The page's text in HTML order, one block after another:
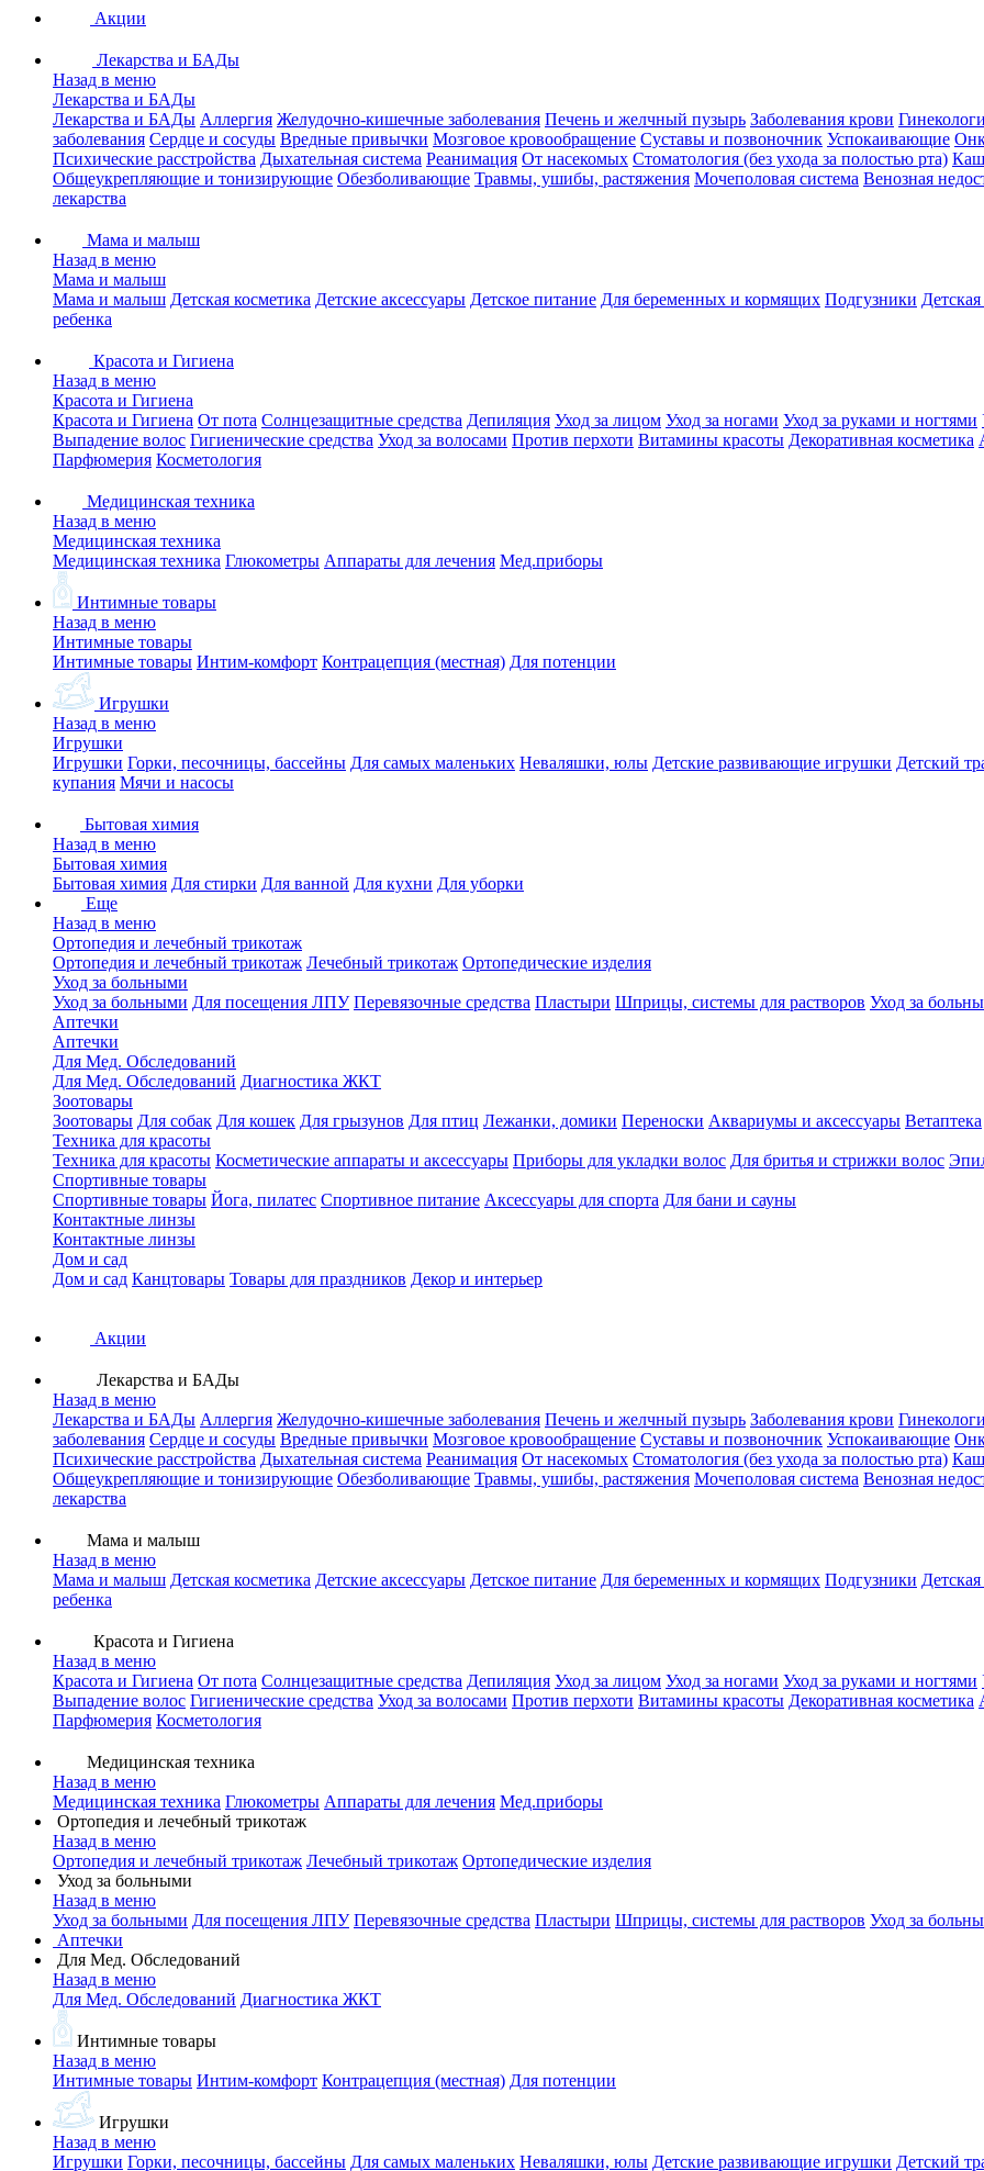
Акции
Лекарства и БАДы
Назад в меню
Лекарства и БАДы
Лекарства и БАДы Аллергия Желудочно-кишечные заболевания Печень и желчный пузырь Заболевания крови
заболевания Сердце и сосуды Вредные привычки Мозговое кровообращение Суставы и позвоночник Успокаивающие
Психические расстройства Дыхательная система Реанимация От насекомых Стоматология (без ухода за полостью рта)
Общеукрепляющие и тонизирующие Обезболивающие Травмы, ушибы, растяжения Мочеполовая система Венозная
лекарства
Мама и малыш
Назад в меню
Мама и малыш
Мама и малыш Детская косметика Детские аксессуары Детское питание Для беременных и кормящих Подгузники
ребенка
Красота и Гигиена
Назад в меню
Красота и Гигиена
Красота и Гигиена От пота Солнцезащитные средства Депиляция Уход за лицом Уход за ногами Уход за руками и ногтями
Выпадение волос Гигиенические средства Уход за волосами Против перхоти Витамины красоты Декоративная косметика
Парфюмерия Косметология
Медицинская техника
Назад в меню
Медицинская техника
Медицинская техника Глюкометры Аппараты для лечения Мед.приборы
Интимные товары
Назад в меню
Интимные товары
Интимные товары Интим-комфорт Контрацепция (местная) Для потенции
Игрушки
Назад в меню
Игрушки
Игрушки Горки, песочницы, бассейны Для самых маленьких Неваляшки, юлы Детские развивающие игрушки Детский
купания Мячи и насосы
Бытовая химия
Назад в меню
Бытовая химия
Бытовая химия Для стирки Для ванной Для кухни Для уборки
Еще
Назад в меню
Ортопедия и лечебный трикотаж
Ортопедия и лечебный трикотаж Лечебный трикотаж Ортопедические изделия
Уход за больными
Уход за больными Для посещения ЛПУ Перевязочные средства Пластыри Шприцы, системы для растворов Уход за
Аптечки
Аптечки
Для Мед. Обследований
Для Мед. Обследований Диагностика ЖКТ
Зоотовары
Зоотовары Для собак Для кошек Для грызунов Для птиц Лежанки, домики Переноски Аквариумы и аксессуары Ветаптека
Техника для красоты
Техника для красоты Косметические аппараты и аксессуары Приборы для укладки волос Для бритья и стрижки волос
Спортивные товары
Спортивные товары Йога, пилатес Спортивное питание Аксессуары для спорта Для бани и сауны
Контактные линзы
Контактные линзы
Дом и сад
Дом и сад Канцтовары Товары для праздников Декор и интерьер
Акции
Лекарства и БАДы
Назад в меню
Лекарства и БАДы Аллергия Желудочно-кишечные заболевания Печень и желчный пузырь Заболевания крови
заболевания Сердце и сосуды Вредные привычки Мозговое кровообращение Суставы и позвоночник Успокаивающие
Психические расстройства Дыхательная система Реанимация От насекомых Стоматология (без ухода за полостью рта)
Общеукрепляющие и тонизирующие Обезболивающие Травмы, ушибы, растяжения Мочеполовая система Венозная
лекарства
Мама и малыш
Назад в меню
Мама и малыш Детская косметика Детские аксессуары Детское питание Для беременных и кормящих Подгузники
ребенка
Красота и Гигиена
Назад в меню
Красота и Гигиена От пота Солнцезащитные средства Депиляция Уход за лицом Уход за ногами Уход за руками и ногтями
Выпадение волос Гигиенические средства Уход за волосами Против перхоти Витамины красоты Декоративная косметика
Парфюмерия Косметология
Медицинская техника
Назад в меню
Медицинская техника Глюкометры Аппараты для лечения Мед.приборы
Ортопедия и лечебный трикотаж
Назад в меню
Ортопедия и лечебный трикотаж Лечебный трикотаж Ортопедические изделия
Уход за больными
Назад в меню
Уход за больными Для посещения ЛПУ Перевязочные средства Пластыри Шприцы, системы для растворов Уход за
Аптечки
Для Мед. Обследований
Назад в меню
Для Мед. Обследований Диагностика ЖКТ
Интимные товары
Назад в меню
Интимные товары Интим-комфорт Контрацепция (местная) Для потенции
Игрушки
Назад в меню
Игрушки Горки, песочницы, бассейны Для самых маленьких Неваляшки, юлы Детские развивающие игрушки Детский